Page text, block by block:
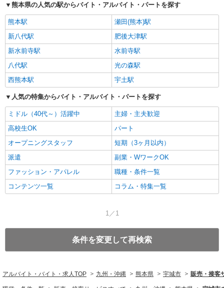
熊本県の人気の駅からバイト・アルバイト・パートを探す
熊本駅
瀬田(熊本)駅
新八代駅
肥後大津駅
新水前寺駅
水前寺駅
八代駅
光の森駅
西熊本駅
宇土駅
人気の特集からバイト・アルバイト・パートを探す
ミドル（40代～）活躍中
主婦・主夫歓迎
高校生OK
パート
オープニングスタッフ
短期（3ヶ月以内）
派遣
副業・WワークOK
ファッション・アパレル
職種・条件一覧
コンテンツ一覧
コラム・特集一覧
1／1
条件を変更して再検索
アルバイト・バイト・求人TOP 九州・沖縄 熊本県 宇城市 販売・接客